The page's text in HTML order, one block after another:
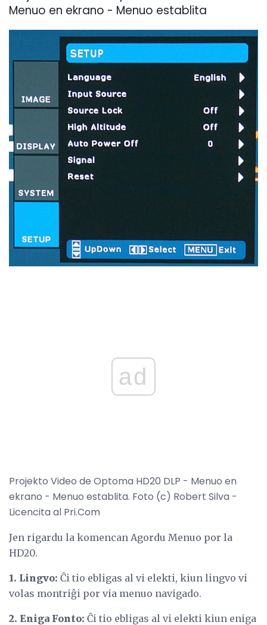
Menuo en ekrano - Menuo establita
ad
Projekto Video de Optoma HD20 DLP - Menuo en
ekrano - Menuo establita. Foto (c) Robert Silva -
Licencita al Pri.Com
Jen rigardu la komencan Agordu Menuo por la
HD20.
1. Lingvo: Ĉi tio ebligas al vi elekti, kiun lingvo vi
volas montriĝi por via menuo navigado.
2. Eniga Fonto: Ĉi tio ebligas al vi elekti kiun eniga